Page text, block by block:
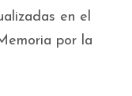
en el
por la